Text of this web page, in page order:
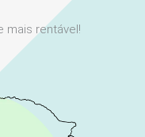
mais rentável!